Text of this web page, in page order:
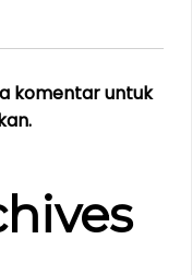
komentar untuk